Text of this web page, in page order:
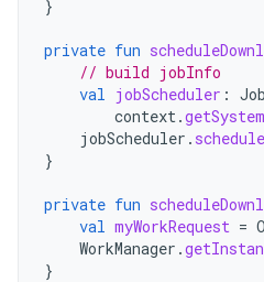
}
private fun
// build jobInfo
val jobScheduler :
context.
jobScheduler . schedule
}
private fun
val myWorkRequest =
WorkManager .
}